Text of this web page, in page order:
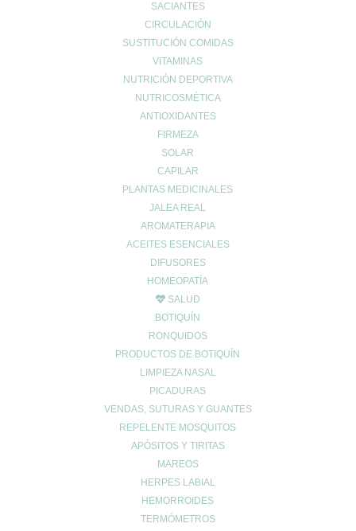
SACIANTES
CIRCULACIÓN
SUSTITUCIÓN COMIDAS
VITAMINAS
NUTRICIÓN DEPORTIVA
NUTRICOSMÉTICA
ANTIOXIDANTES
FIRMEZA
SOLAR
CAPILAR
PLANTAS MEDICINALES
JALEA REAL
AROMATERAPIA
ACEITES ESENCIALES
DIFUSORES
HOMEOPATÍA
SALUD
BOTIQUÍN
RONQUIDOS
PRODUCTOS DE BOTIQUÍN
LIMPIEZA NASAL
PICADURAS
VENDAS, SUTURAS Y GUANTES
REPELENTE MOSQUITOS
APÓSITOS Y TIRITAS
MAREOS
HERPES LABIAL
HEMORROIDES
TERMÓMETROS
Cuidado de las articulaciones